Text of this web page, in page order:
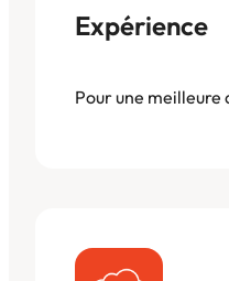
Expérience
Pour une meilleure